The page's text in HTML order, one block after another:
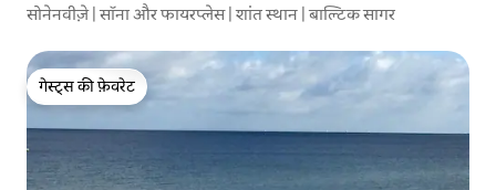
सोनेनवीज़े | सॉना और फायरप्लेस | शांत स्थान | बाल्टिक सागर
गेस्ट्स की फ़ेवरेट
गेस्ट्स की फ़ेवरेट